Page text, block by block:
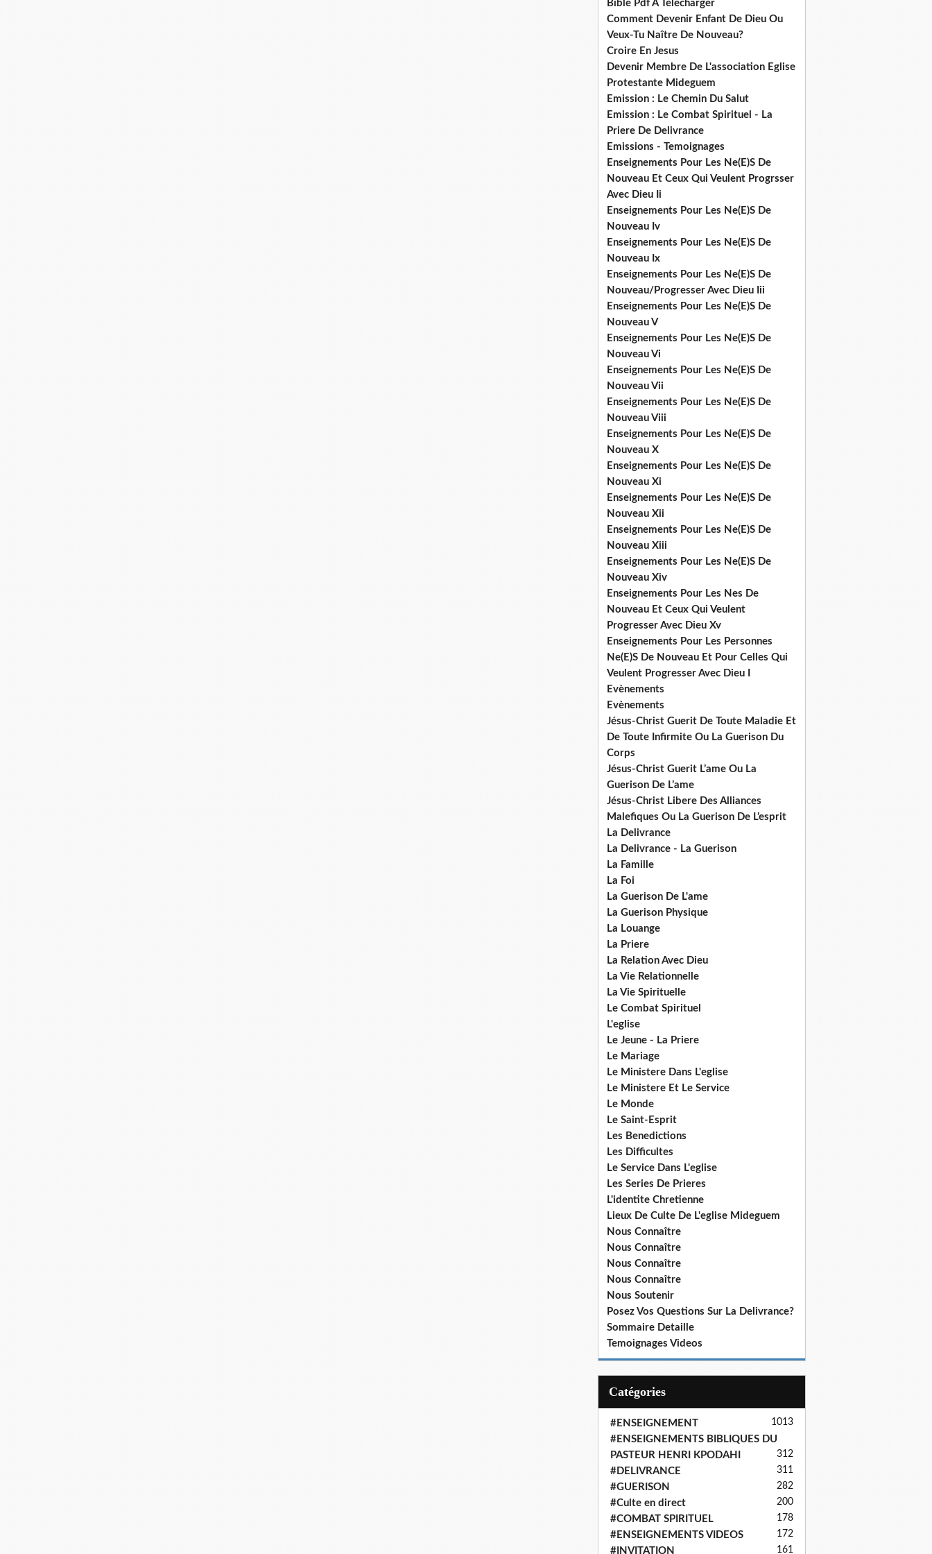
Bible Pdf A Telecharger
Comment Devenir Enfant De Dieu Ou
Veux-Tu Naître De Nouveau?
Croire En Jesus
Devenir Membre De L'association Eglise
Protestante Mideguem
Emission : Le Chemin Du Salut
Emission : Le Combat Spirituel - La
Priere De Delivrance
Emissions - Temoignages
Enseignements Pour Les Ne(E)S De
Nouveau Et Ceux Qui Veulent Progrsser
Avec Dieu Ii
Enseignements Pour Les Ne(E)S De
Nouveau Iv
Enseignements Pour Les Ne(E)S De
Nouveau Ix
Enseignements Pour Les Ne(E)S De
Nouveau/Progresser Avec Dieu Iii
Enseignements Pour Les Ne(E)S De
Nouveau V
Enseignements Pour Les Ne(E)S De
Nouveau Vi
Enseignements Pour Les Ne(E)S De
Nouveau Vii
Enseignements Pour Les Ne(E)S De
Nouveau Viii
Enseignements Pour Les Ne(E)S De
Nouveau X
Enseignements Pour Les Ne(E)S De
Nouveau Xi
Enseignements Pour Les Ne(E)S De
Nouveau Xii
Enseignements Pour Les Ne(E)S De
Nouveau Xiii
Enseignements Pour Les Ne(E)S De
Nouveau Xiv
Enseignements Pour Les Nes De
Nouveau Et Ceux Qui Veulent
Progresser Avec Dieu Xv
Enseignements Pour Les Personnes
Ne(E)S De Nouveau Et Pour Celles Qui
Veulent Progresser Avec Dieu I
Evènements
Evènements
Jésus-Christ Guerit De Toute Maladie Et
De Toute Infirmite Ou La Guerison Du
Corps
Jésus-Christ Guerit L’ame Ou La
Guerison De L’ame
Jésus-Christ Libere Des Alliances
Malefiques Ou La Guerison De L’esprit
La Delivrance
La Delivrance - La Guerison
La Famille
La Foi
La Guerison De L'ame
La Guerison Physique
La Louange
La Priere
La Relation Avec Dieu
La Vie Relationnelle
La Vie Spirituelle
Le Combat Spirituel
L'eglise
Le Jeune - La Priere
Le Mariage
Le Ministere Dans L'eglise
Le Ministere Et Le Service
Le Monde
Le Saint-Esprit
Les Benedictions
Les Difficultes
Le Service Dans L'eglise
Les Series De Prieres
L'identite Chretienne
Lieux De Culte De L'eglise Mideguem
Nous Connaître
Nous Connaître
Nous Connaître
Nous Connaître
Nous Soutenir
Posez Vos Questions Sur La Delivrance?
Sommaire Detaille
Temoignages Videos
Catégories
#ENSEIGNEMENT 1013
#ENSEIGNEMENTS BIBLIQUES DU
PASTEUR HENRI KPODAHI
312
#DELIVRANCE 311
#GUERISON 282
#Culte en direct 200
#COMBAT SPIRITUEL 178
#ENSEIGNEMENTS VIDEOS 172
#INVITATION 161